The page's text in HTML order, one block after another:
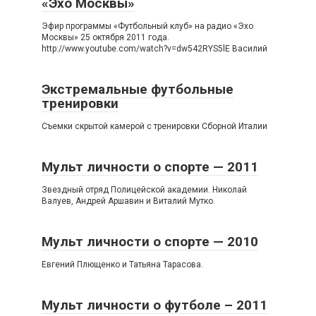
Эфир программы «Футбольный клуб» на радио «Эхо
Москвы» 25 октября 2011 года.
http://www.youtube.com/watch?v=dw542RYS5lE Василий
Экстремальные футбольные
тренировки
Съемки скрытой камерой с тренировки Сборной Италии
Мульт личности о спорте — 2011
Звездный отряд Полицейской академии. Николай
Валуев, Андрей Аршавин и Виталий Мутко.
Мульт личности о спорте — 2010
Евгений Плющенко и Татьяна Тарасова.
Мульт личности о футболе – 2011